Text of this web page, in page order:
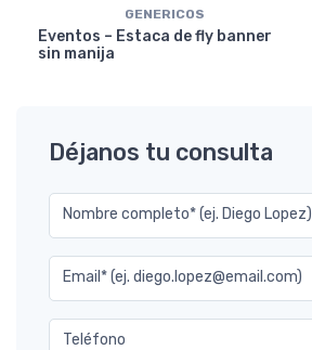
GENERICOS
Eventos – Estaca de fly banner
sin manija
Déjanos tu consulta
Nombre completo* (ej. Diego Lopez)
Email* (ej. diego.lopez@email.com)
Teléfono